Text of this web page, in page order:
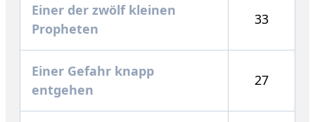
Einer der zwölf kleinen
Propheten
33
Einer Gefahr knapp
entgehen
27